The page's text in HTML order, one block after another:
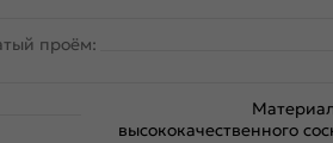
проём:
высококачественного